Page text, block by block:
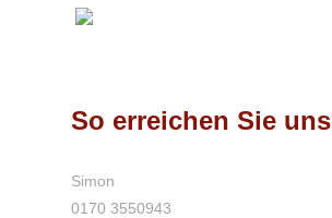
So erreichen Sie uns
Simon
0170 3550943